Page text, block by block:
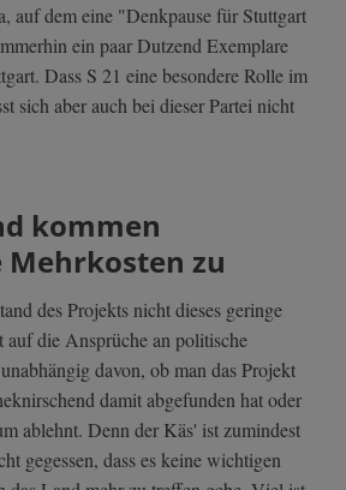
auf dem eine "Denkpause für Stuttgart
ein paar Dutzend Exemplare
Dass S 21 eine besondere Rolle im
sich aber auch bei dieser Partei nicht
kommen
Mehrkosten zu
des Projekts nicht dieses geringe
auf die Ansprüche an politische
davon, ob man das Projekt
damit abgefunden hat oder
ablehnt. Denn der Käs' ist zumindest
gegessen, dass es keine wichtigen